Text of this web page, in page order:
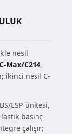
nesil
Max/C214,
ikinci nesil C-
ESP ünitesi,
basınç
çalışır;